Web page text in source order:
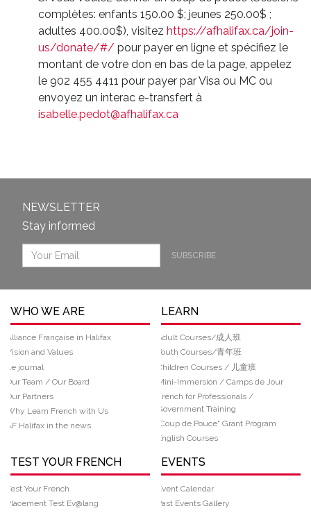
complètes: enfants 150.00 $; jeunes 250.00$ ;
adultes 400.00$), visitez https://afhalifax.ca/join-
us/donate/#/ pour payer en ligne et spécifiez le
montant de votre don en bas de la page, appelez
le 902 455 4411 pour payer par Visa ou MC ou
envoyez un interac e-transfert à
isabelle.pedot@afhalifax.ca
NEWSLETTER
Stay informed
SUBSCRIBE
WHO WE ARE
Alliance Française in Halifax
Vision and Values
Le journal
Our Team / Our Board
Our Partners
Why Learn French with Us
AF Halifax in the news
LEARN
Adult Courses/成人班
Youth Courses/青年班
Children Courses / 儿童班
Mini-Immersion / Camps de Jour
French for Professionals /
Government Training
“Coup de Pouce" Grant Program
English Courses
TEST YOUR FRENCH
Test Your French
Placement Test Ev@lang
EVENTS
Event Calendar
Past Events Gallery